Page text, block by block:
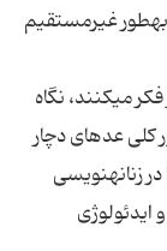
به‏طور غیرمستقیم
مى‏كنند، نگاه
كلى عده‏اى دچار
زنانه‏نویسى
ایدئولوژى